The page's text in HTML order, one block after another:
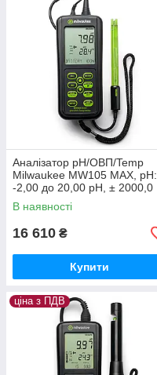
Аналізатор pH/ОВП/Temp
Milwaukee MW105 MAX, pH:
-2,00 до 20,00 pH, ± 2000,0
mV. Угорщина
В наявності
16 610 ₴
Купити
ціна з ПДВ